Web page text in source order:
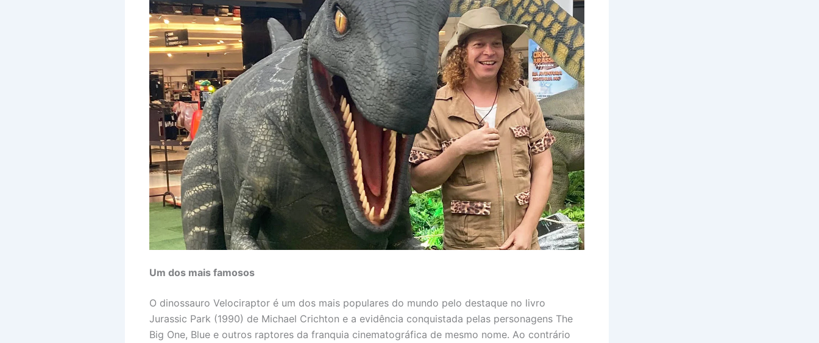
Um dos mais famosos
O dinossauro Velociraptor é um dos mais populares do mundo pelo destaque no livro
Jurassic Park (1990) de Michael Crichton e a evidência conquistada pelas personagens The
Big One, Blue e outros raptores da franquia cinematográfica de mesmo nome. Ao contrário